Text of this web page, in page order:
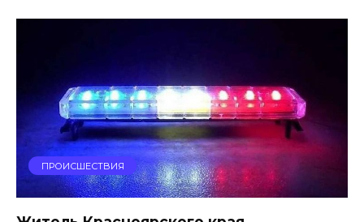
ПРОИСШЕСТВИЯ